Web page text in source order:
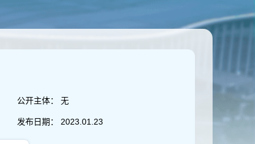
公开主体： 无
发布日期： 2023.01.23